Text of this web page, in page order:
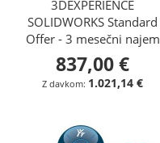
3DEXPERIENCE
SOLIDWORKS Standard
Offer - 3 mesečni najem
837,00 €
1.021,14 €